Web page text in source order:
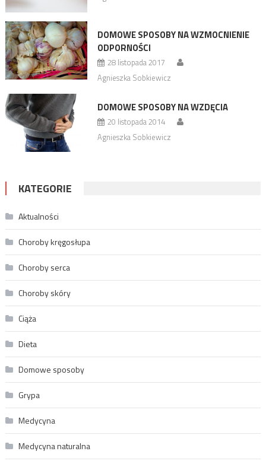
DOMOWE SPOSOBY NA WZMOCNIENIE
ODPORNOŚCI
28 listopada 2017
Agnieszka Sobkiewicz
DOMOWE SPOSOBY NA WZDĘCIA
20 listopada 2014
Agnieszka Sobkiewicz
KATEGORIE
Aktualności
Choroby kręgosłupa
Choroby serca
Choroby skóry
Ciąża
Dieta
Domowe sposoby
Grypa
Medycyna
Medycyna naturalna